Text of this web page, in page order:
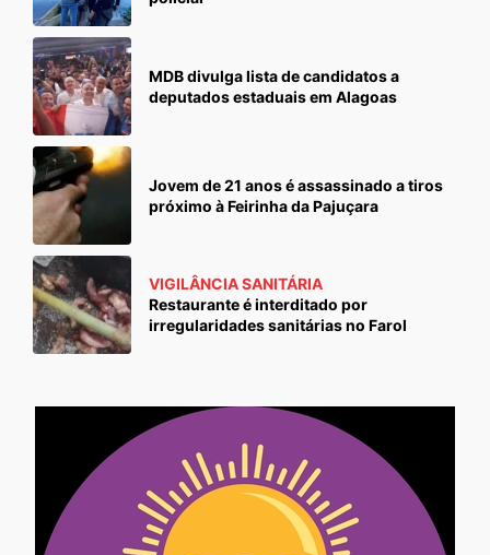
MDB divulga lista de candidatos a
deputados estaduais em Alagoas
Jovem de 21 anos é assassinado a tiros
próximo à Feirinha da Pajuçara
VIGILÂNCIA SANITÁRIA
Restaurante é interditado por
irregularidades sanitárias no Farol